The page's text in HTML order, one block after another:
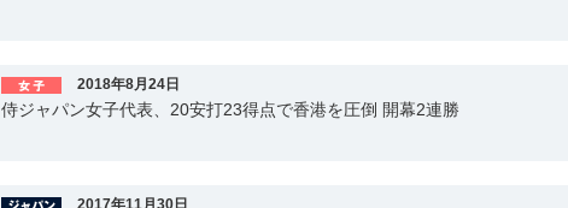
2018年8月24日
侍ジャパン女子代表、20安打23得点で香港を圧倒 開幕2連勝
2017年11月30日